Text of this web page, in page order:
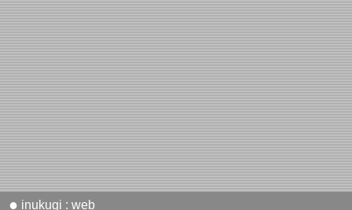
● inukugi : web